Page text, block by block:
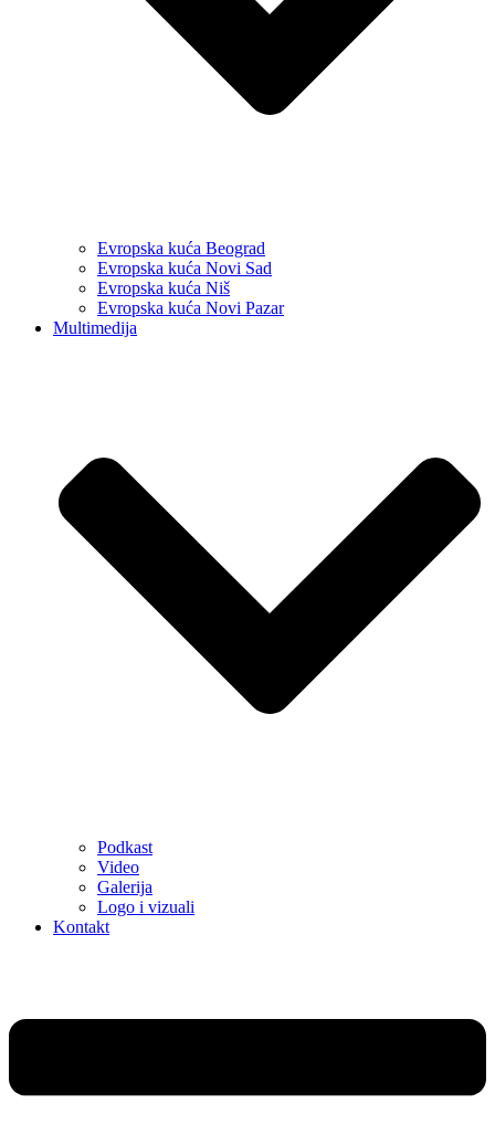
Evropska kuća Beograd
Evropska kuća Novi Sad
Evropska kuća Niš
Evropska kuća Novi Pazar
Multimedija
Podkast
Video
Galerija
Logo i vizuali
Kontakt